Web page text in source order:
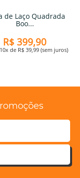
de Laço Quadrada
Boo...
R$ 399,90
de R$ 39,99 (sem juros)